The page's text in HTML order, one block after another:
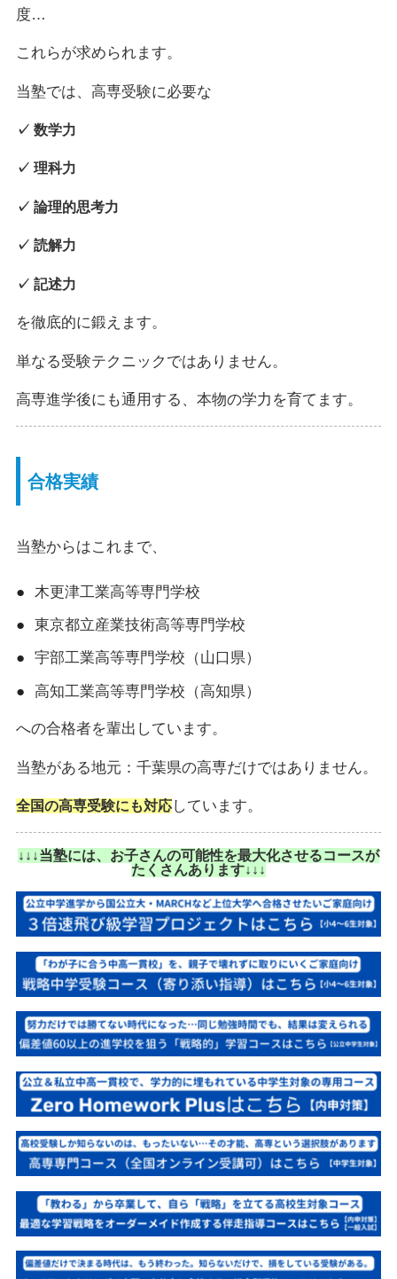
度…
これらが求められます。
当塾では、高専受験に必要な
✓ 数学力
✓ 理科力
✓ 論理的思考力
✓ 読解力
✓ 記述力
を徹底的に鍛えます。
単なる受験テクニックではありません。
高専進学後にも通用する、本物の学力を育てます。
合格実績
当塾からはこれまで、
木更津工業高等専門学校
東京都立産業技術高等専門学校
宇部工業高等専門学校（山口県）
高知工業高等専門学校（高知県）
への合格者を輩出しています。
当塾がある地元：千葉県の高専だけではありません。
全国の高専受験にも対応しています。
↓↓↓当塾には、お子さんの可能性を最大化させるコースが
たくさんあります↓↓↓